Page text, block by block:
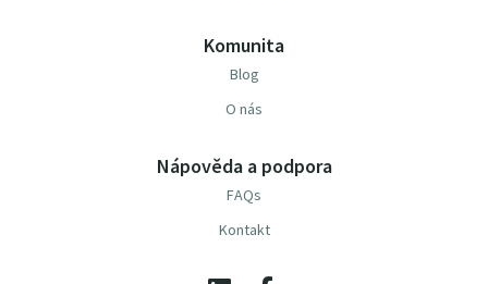
Komunita
Blog
O nás
Nápověda a podpora
FAQs
Kontakt